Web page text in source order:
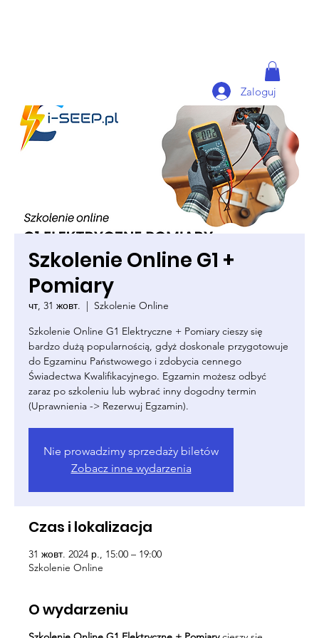
Zaloguj
Szkolenie Online G1 +
Pomiary
чт, 31 жовт.
  |
Szkolenie Online
Szkolenie Online G1 Elektryczne + Pomiary cieszy się
bardzo dużą popularnością, gdyż doskonale przygotowuje
do Egzaminu Państwowego i zdobycia cennego
Świadectwa Kwalifikacyjnego. Egzamin możesz odbyć
zaraz po szkoleniu lub wybrać inny dogodny termin
(Uprawnienia -> Rezerwuj Egzamin).
Nie prowadzimy sprzedaży biletów
Zobacz inne wydarzenia
Czas i lokalizacja
31 жовт. 2024 р., 15:00 – 19:00
Szkolenie Online
O wydarzeniu